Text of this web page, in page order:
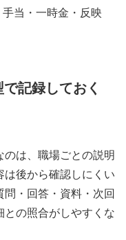
当・一時金・反映
記録しておく
は、職場ごとの説明
後から確認しにくい
・回答・資料・次回
の照合がしやすくな